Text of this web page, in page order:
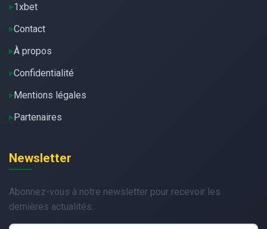
1xbet
Contact
À propos
Confidentialité
Mentions légales
Partenaires
Newsletter
Abonnez-vous à notre newsletter pour recevoir les
dernières actualités.